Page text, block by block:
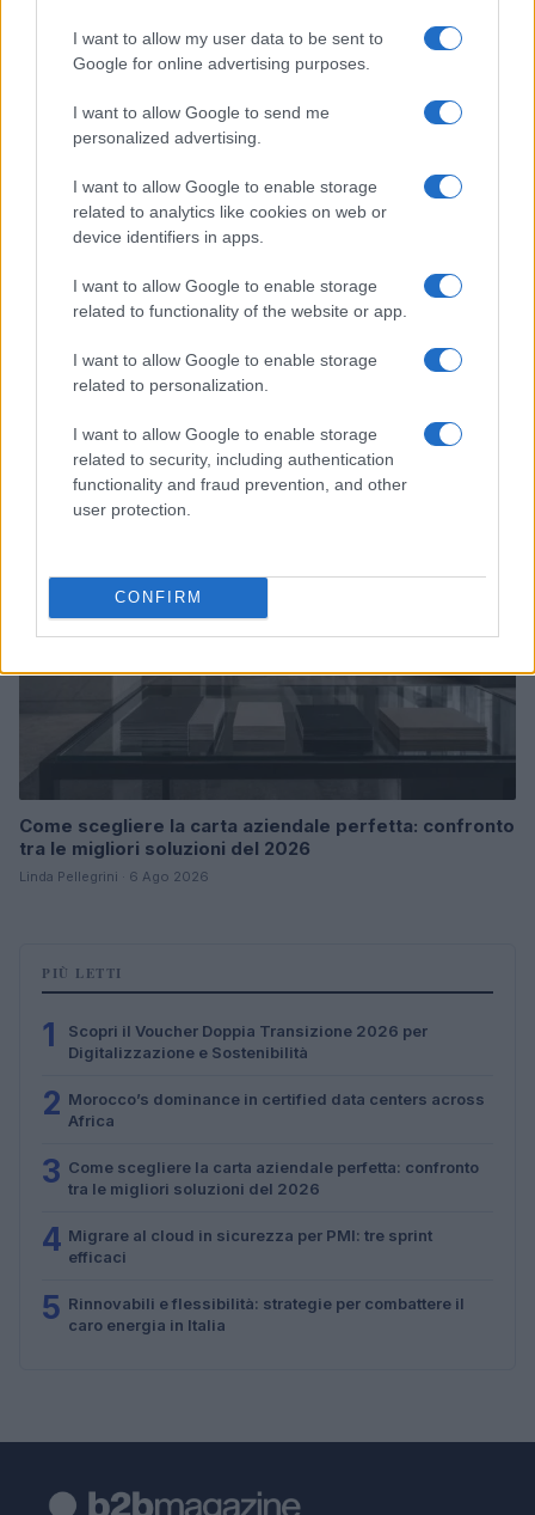
I want to allow my user data to be sent to
Google for online advertising purposes.
I want to allow Google to send me
personalized advertising.
I want to allow Google to enable storage
related to analytics like cookies on web or
device identifiers in apps.
I want to allow Google to enable storage
related to functionality of the website or app.
I want to allow Google to enable storage
related to personalization.
I want to allow Google to enable storage
related to security, including authentication
functionality and fraud prevention, and other
user protection.
CONFIRM
FOCUS PMI
Morocco’s dominance in certified data centers
Andrea Innocenti · 6 Ago 2026
FOCUS PMI
Come scegliere la carta aziendale perfetta: confronto
tra le migliori soluzioni del 2026
Linda Pellegrini · 6 Ago 2026
PIÙ LETTI
1
Scopri il Voucher Doppia Transizione 2026 per
Digitalizzazione e Sostenibilità
2 Morocco’s dominance in certified data centers across
Africa
3 Come scegliere la carta aziendale perfetta: confronto
tra le migliori soluzioni del 2026
4 Migrare al cloud in sicurezza per PMI: tre sprint
efficaci
5 Rinnovabili e flessibilità: strategie per combattere il
caro energia in Italia